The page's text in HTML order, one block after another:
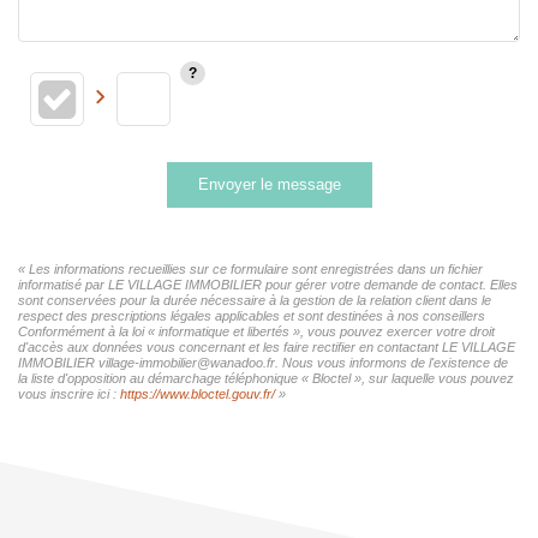
Envoyer le message
« Les informations recueillies sur ce formulaire sont enregistrées dans un fichier
informatisé par LE VILLAGE IMMOBILIER pour gérer votre demande de contact. Elles
sont conservées pour la durée nécessaire à la gestion de la relation client dans le
respect des prescriptions légales applicables et sont destinées à nos conseillers
Conformément à la loi « informatique et libertés », vous pouvez exercer votre droit
d'accès aux données vous concernant et les faire rectifier en contactant LE VILLAGE
IMMOBILIER village-immobilier@wanadoo.fr. Nous vous informons de l'existence de
la liste d'opposition au démarchage téléphonique « Bloctel », sur laquelle vous pouvez
vous inscrire ici : https://www.bloctel.gouv.fr/»